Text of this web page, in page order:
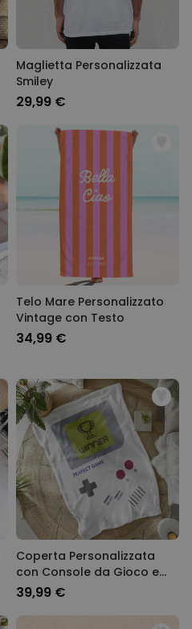
Maglietta Personalizzata
Smiley
29,99 €
Telo Mare Personalizzato
Vintage con Testo
34,99 €
Coperta Personalizzata
con Console da Gioco e
Testo
39,99 €